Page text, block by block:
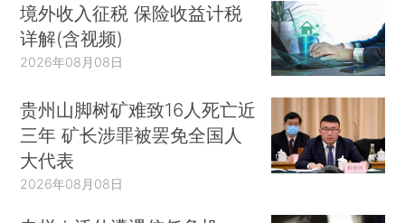
境外收入征税 保险收益计税
详解(含视频)
2026年08月08日
贵州山脚树矿难致16人死亡近
三年 矿长涉罪被罢免全国人
大代表
2026年08月08日